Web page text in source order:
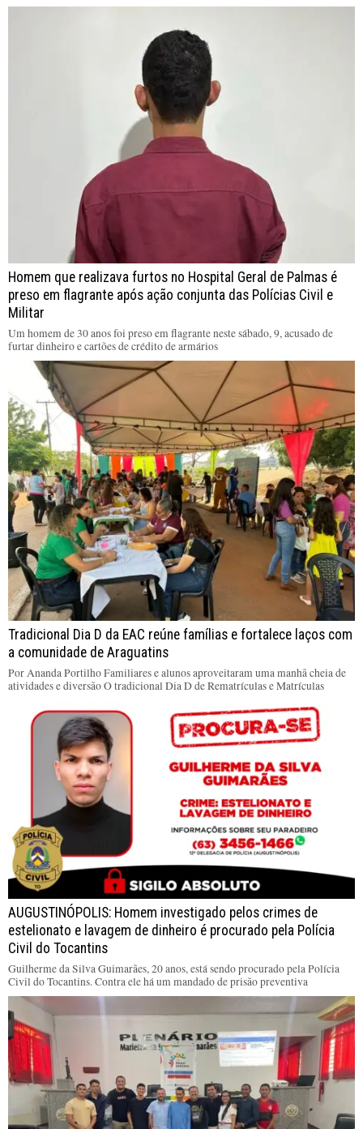
Homem que realizava furtos no Hospital Geral de Palmas é
preso em flagrante após ação conjunta das Polícias Civil e
Militar
Um homem de 30 anos foi preso em flagrante neste sábado, 9, acusado de
furtar dinheiro e cartões de crédito de armários
Tradicional Dia D da EAC reúne famílias e fortalece laços com
a comunidade de Araguatins
Por Ananda Portilho Familiares e alunos aproveitaram uma manhã cheia de
atividades e diversão O tradicional Dia D de Rematrículas e Matrículas
AUGUSTINÓPOLIS: Homem investigado pelos crimes de
estelionato e lavagem de dinheiro é procurado pela Polícia
Civil do Tocantins
Guilherme da Silva Guimarães, 20 anos, está sendo procurado pela Polícia
Civil do Tocantins. Contra ele há um mandado de prisão preventiva